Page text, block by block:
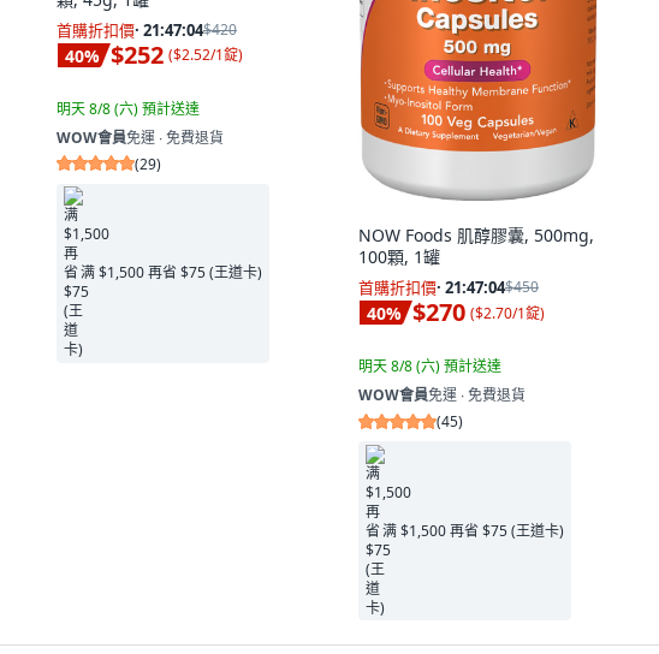
首購折扣價· 21:47:02$420
40% $252 ($2.52/1錠)
明天 8/8 (六)預計送達
WOW會員免運 ∙ 免費退貨
(29)
满 $1,500 再省 $75 (王道卡)
NOW Foods 肌醇膠囊, 500mg,
100顆, 1罐
首購折扣價· 21:47:02$450
40% $270 ($2.70/1錠)
明天 8/8 (六)預計送達
WOW會員免運 ∙ 免費退貨
(45)
满 $1,500 再省 $75 (王道卡)